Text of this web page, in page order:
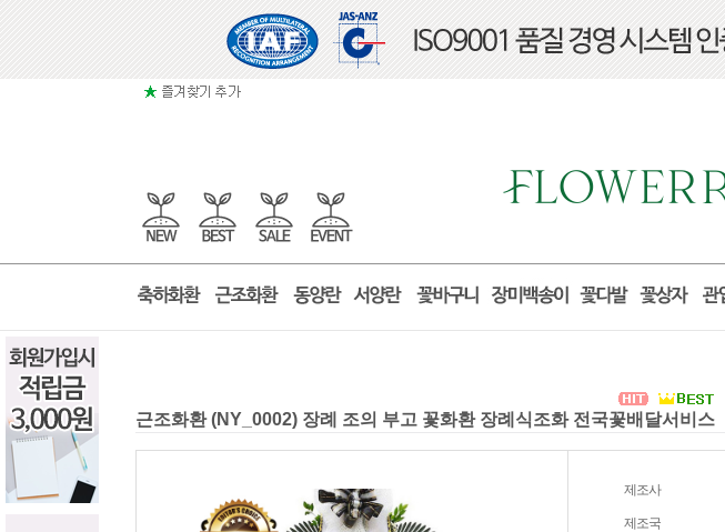
근조화환 (NY_0002) 장례 조의 부고 꽃화환 장례식조화 전국꽃배달서비스
제조사
제조국